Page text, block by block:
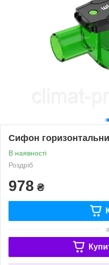
Сифон
В наявності
Роздріб
978 ₴